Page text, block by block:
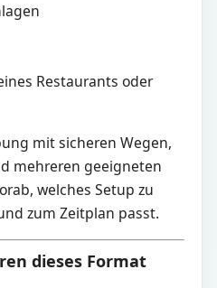
Restaurants oder
mit sicheren Wegen,
mehreren geeigneten
welches Setup zu
zum Zeitplan passt.
dieses Format